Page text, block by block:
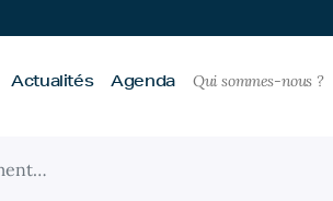
Actualités Agenda Qui sommes-nous ?